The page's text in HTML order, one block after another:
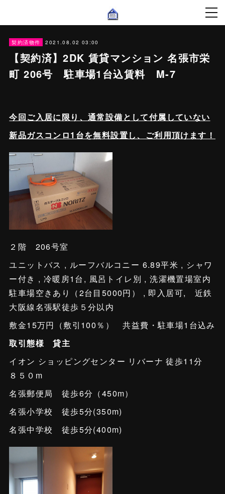
契約済物件 2021.08.02 03:00
【契約済】2DK 賃貸マンション 名張市栄
町 206号 駐車場1台込賃料 M-7
今回ご入居に限り、通常設備として付属していない
新品ガスコンロ1台を無料設置し、ご利用頂けます！
２階 206号室
ユニットバス , ルーフバルコニー 6.89平米 , シャワ
ー付き , 冷暖房1台, 風呂トイレ別 , 洗濯機置場室内
駐車場空きあり（2台目5000円） , 即入居可, 近鉄
大阪線名張駅徒歩５分以内
敷金15万円（敷引100％） 共益費・駐車場1台込み
取引態様 貸主
イオン ショッピングセンター リバーナ 徒歩11分
８５０m
名張郵便局 徒歩6分（450m）
名張小学校 徒歩5分(350m)
名張中学校 徒歩5分(400m)